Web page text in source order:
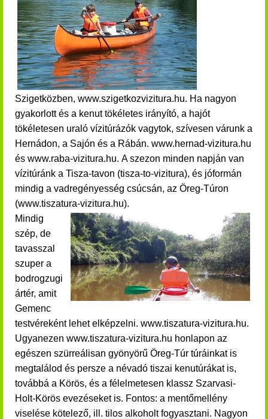
Szigetközben, www.szigetkozvizitura.hu. Ha nagyon
gyakorlott és a kenut tökéletes irányító, a hajót
tökéletesen uraló vízitúrázók vagytok, szívesen várunk a
Hernádon, a Sajón és a Rábán. www.hernad-vizitura.hu
és www.raba-vizitura.hu. A szezon minden napján van
vízitúránk a Tisza-tavon (tisza-to-vizitura), és jóformán
mindig a vadregényesség csúcsán, az Öreg-Túron
(www.tiszatura-vizitura.hu).
Mindig
szép, de
tavasszal
szuper a
bodrogzugi
ártér, amit
Gemenc
testvéreként lehet elképzelni. www.tiszatura-vizitura.hu.
Ugyanezen www.tiszatura-vizitura.hu honlapon az
egészen szürreálisan gyönyörű Öreg-Túr túráinkat is
megtalálod és persze a névadó tiszai kenutúrákat is,
továbbá a Körös, és a félelmetesen klassz Szarvasi-
Holt-Körös evezéseket is. Fontos: a mentőmellény
viselése kötelező, ill. tilos alkoholt fogyasztani. Nagyon